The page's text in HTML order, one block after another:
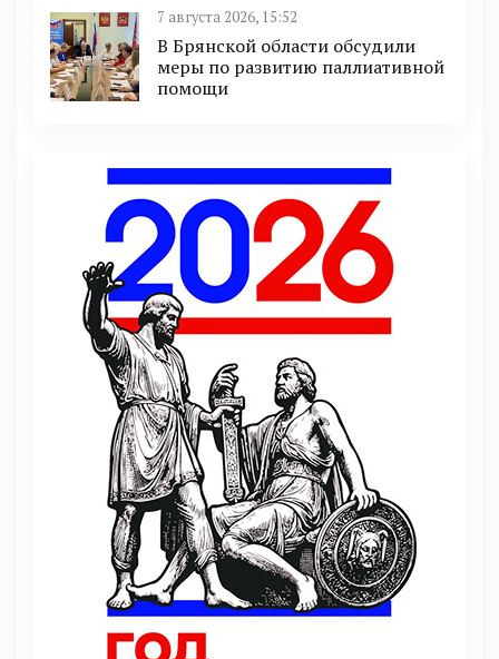
7 августа 2026, 15:52
В Брянской области обсудили
меры по развитию паллиативной
помощи